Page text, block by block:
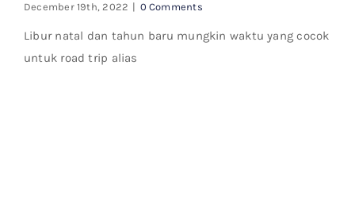
December 19th, 2022 | 0 Comments
Libur natal dan tahun baru mungkin waktu yang cocok
untuk road trip alias